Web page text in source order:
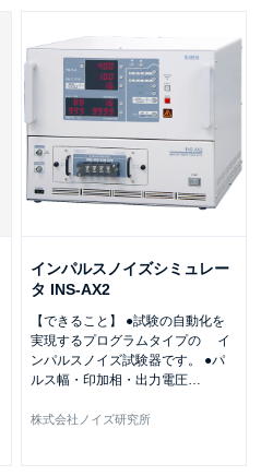
インパルスノイズシミュレー
タ INS-AX2
【できること】 ●試験の自動化を
実現するプログラムタイプの イ
ンパルスノイズ試験器です。 ●パ
ルス幅・印加相・出力電圧
株式会社ノイズ研究所